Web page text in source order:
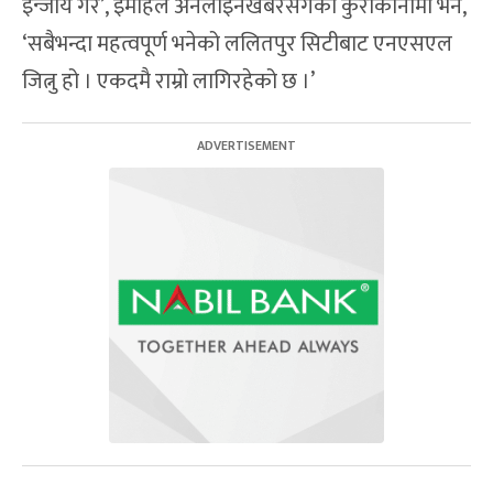
‘सबैभन्दा महत्वपूर्ण भनेको ललितपुर सिटीबाट एनएसएल
जित्नु हो । एकदमै राम्रो लागिरहेको छ ।’